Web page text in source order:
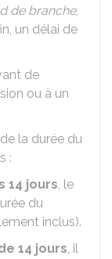
de branche,
un délai de
de
ou à un
la durée du
:
14 jours, le
du
inclus).
14 jours, il